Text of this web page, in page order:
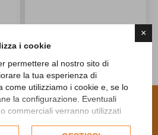
×
i cookie
permettere al nostro sito di
la tua esperienza di
come utilizziamo i cookie e, se lo
la configurazione. Eventuali
commerciali verranno utilizzati